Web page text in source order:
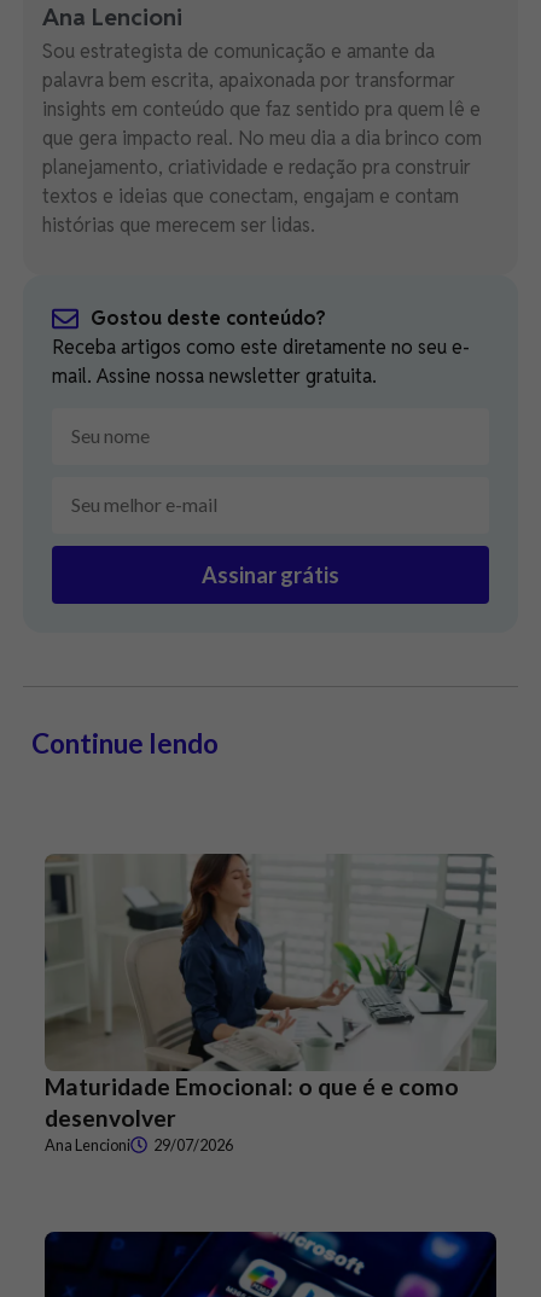
Ana Lencioni
Sou estrategista de comunicação e amante da
palavra bem escrita, apaixonada por transformar
insights em conteúdo que faz sentido pra quem lê e
que gera impacto real. No meu dia a dia brinco com
planejamento, criatividade e redação pra construir
textos e ideias que conectam, engajam e contam
histórias que merecem ser lidas.
Gostou deste conteúdo?
Receba artigos como este diretamente no seu e-
mail. Assine nossa newsletter gratuita.
Assinar grátis
Continue lendo
Maturidade Emocional: o que é e como
desenvolver
Ana Lencioni 29/07/2026